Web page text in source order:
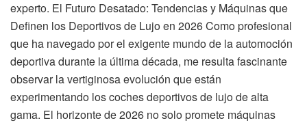
experto. El Futuro Desatado: Tendencias y Máquinas que
Definen los Deportivos de Lujo en 2026 Como profesional
que ha navegado por el exigente mundo de la automoción
deportiva durante la última década, me resulta fascinante
observar la vertiginosa evolución que están
experimentando los coches deportivos de lujo de alta
gama. El horizonte de 2026 no solo promete máquinas